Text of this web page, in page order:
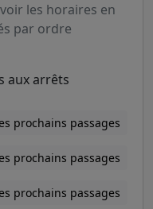
les horaires en
par ordre
aux arrêts
prochains passages
prochains passages
prochains passages